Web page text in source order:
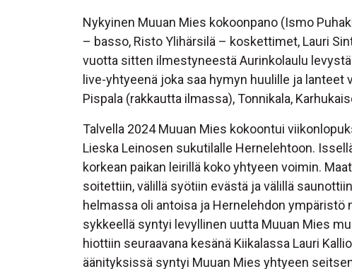
Nykyinen Muuan Mies kokoonpano (Ismo
– basso, Risto Ylihärsilä – koskettimet, Lauri
vuotta sitten ilmestyneestä Aurinkolaulu
live-yhtyeenä joka saa hymyn huulille ja lanteet
Pispala (rakkautta ilmassa), Tonnikala,
Talvella 2024 Muuan Mies kokoontui
Lieska Leinosen sukutilalle Hernelehtoon.
korkean paikan leirillä koko yhtyeen voimin.
soitettiin, välillä syötiin evästä ja välillä
helmassa oli antoisa ja Hernelehdon ympäristö
sykkeellä syntyi levyllinen uutta Muuan Mies
hiottiin seuraavana kesänä Kiikalassa Lauri
äänityksissä syntyi Muuan Mies yhtyeen